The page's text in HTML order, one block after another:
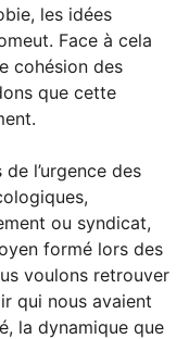
les idées
Face à cela
cohésion des
que cette
l’urgence des
ou syndicat,
formé lors des
voulons retrouver
qui nous avaient
la dynamique que